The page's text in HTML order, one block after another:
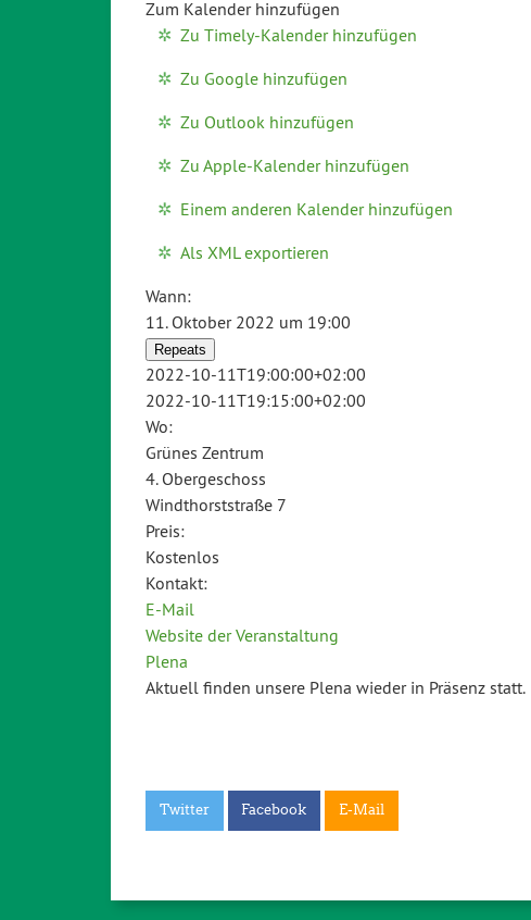
Zum Kalender hinzufügen
Zu Timely-Kalender hinzufügen
Zu Google hinzufügen
Zu Outlook hinzufügen
Zu Apple-Kalender hinzufügen
Einem anderen Kalender hinzufügen
Als XML exportieren
Wann:
11. Oktober 2022 um 19:00
Repeats
2022-10-11T19:00:00+02:00
2022-10-11T19:15:00+02:00
Wo:
Grünes Zentrum
4. Obergeschoss
Windthorststraße 7
Preis:
Kostenlos
Kontakt:
E-Mail
Website der Veranstaltung
Plena
Aktuell finden unsere Plena wieder in Präsenz statt.
Twitter Facebook E-Mail